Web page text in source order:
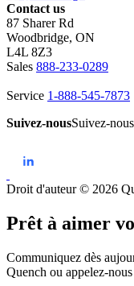
Contact us
87 Sharer Rd
Woodbridge, ON
L4L 8Z3
Sales 888-233-0289
Service 1-888-545-7873
Suivez-nousSuivez-
Droit d'auteur © 2026
Prêt à aimer
Communiquez dès
Quench ou appelez-nous